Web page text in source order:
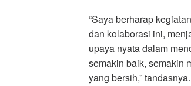
“Saya berharap
dan kolaborasi ini,
upaya nyata dalam
semakin baik, semakin
yang bersih,” tandasnya.